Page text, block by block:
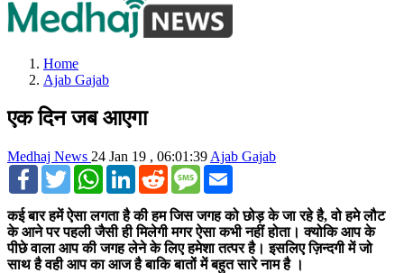
Home
Ajab Gajab
एक दिन जब आएगा
Medhaj News 24 Jan 19 , 06:01:39 Ajab Gajab
Facebook
TwitterWhatsAppLinkedInRedditSMS
कई बार हमें ऐसा लगता है की हम जिस जगह को छोड़ के जा रहे है,वो हमे लौट
के आने पर पहली जैसी ही मिलेगी मगर ऐसा कभी नहीं होता। क्योकि आप के
पीछे वाला आप की जगह लेने के लिए हमेशा तत्पर है। इसलिए ज़िन्दगी में जो
साथ है वही आप का आज है बाकि बातों में बहुत सारे नाम है ।